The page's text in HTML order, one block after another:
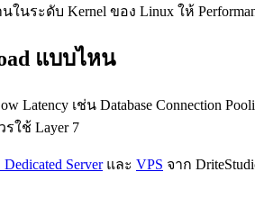
นในระดับ Kernel ของ Linux ให้
แบบไหน
เช่น Database Connection
รใช้ Layer 7
Serverและ VPS จาก